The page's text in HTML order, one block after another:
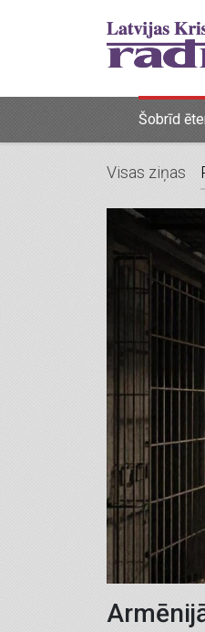
Šobrīd
Visas ziņas